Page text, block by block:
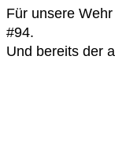
Für unsere
#94.
Und bereits der